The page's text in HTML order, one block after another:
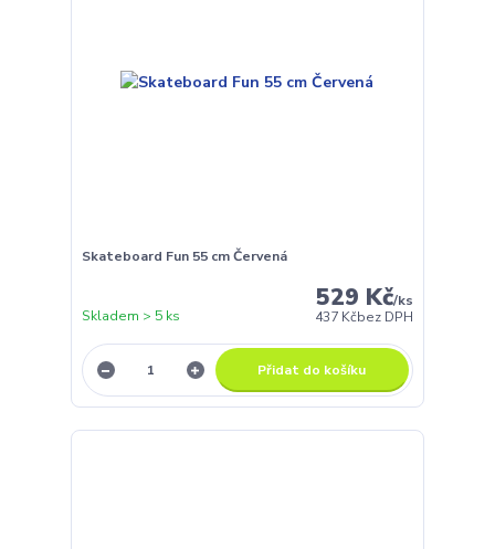
Skateboard Fun 55 cm Červená
529 Kč/ks
437 Kčbez DPH
Skladem > 5 ks
Přidat do košíku